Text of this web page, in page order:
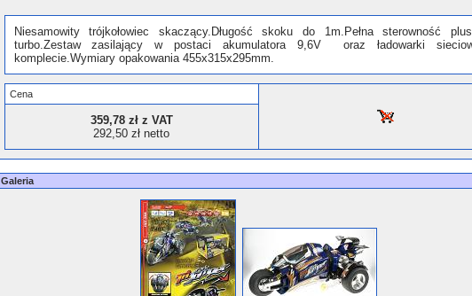
Niesamowity trójkołowiec skaczący.Długość skoku do 1m.Pełna sterowność
turbo.Zestaw zasilający w postaci akumulatora 9,6V oraz ładowarki
komplecie.Wymiary opakowania 455x315x295mm.
Cena
359,78 zł z VAT
292,50 zł netto
Galeria